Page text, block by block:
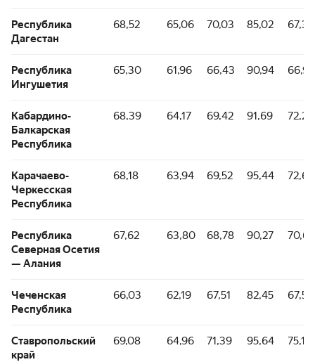
Республика
Дагестан
68,52 65,06 70,03 85,02 67,33
Республика
Ингушетия
65,30 61,96 66,43 90,94 66,94
Кабардино-
Балкарская
Республика
68,39 64,17 69,42 91,69 72,26
Карачаево-
Черкесская
Республика
68,18 63,94 69,52 95,44 72,67
Республика
Северная Осетия
— Алания
67,62 63,80 68,78 90,27 70,68
Чеченская
Республика
66,03 62,19 67,51 82,45 67,50
Ставропольский
край
69,08 64,96 71,39 95,64 75,17